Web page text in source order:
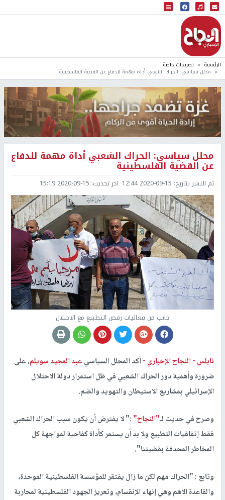
البث المباشر
إذاعة النجاح
الرئيسية تصريحات خاصة
محلل سياسي: الحراك الشعبي أداة مهمة للدفاع عن القضية الفلسطينية
محلل سياسي: الحراك الشعبي أداة مهمة للدفاع
عن القضية الفلسطينية
تم النشر بتاريخ: 2020-09-15 12:44 اخر تحديث: 2020-09-15 15:19
جانب من فعاليات رفض التطبيع مع الاحتلال
نابلس -النجاح الإخباري -أكد المحلل السياسيعبد المجيد سويلم، على
ضرورة وأهمية دور الحراك الشعبي في ظل استمرار دولة الاحتلال
الإسرائيلي بمشاريع الاستيطان والتهويد والضم.
وصرح في حديث لـ"النجاح":" لا يفترض أن يكون سبب الحراك الشعبي
فقط إتفاقيات التطبيع ولا بد أن يستمر كأداة كفاحية لمواجهة كل
المخاطر المحدقة بقضيتنا".
وتابع : "الحراك مهم لكن ما زال يفتقر للمؤسسة الفلسطينية الموحدة،
والقاعدة الاهم وهي إنهاء الإنقسام، وتعريز الجهود الفلسطينية لمحاربة